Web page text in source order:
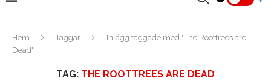
Hem Taggar
Inlägg taggade med "The Roottrees are
Dead"
TAG: THE ROOTTREES ARE DEAD